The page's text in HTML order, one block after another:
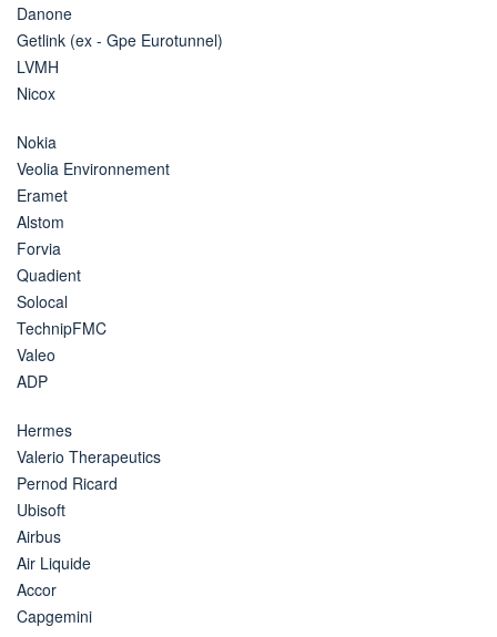
Danone
Getlink (ex - Gpe Eurotunnel)
LVMH
Nicox
Nokia
Veolia Environnement
Eramet
Alstom
Forvia
Quadient
Solocal
TechnipFMC
Valeo
ADP
Hermes
Valerio Therapeutics
Pernod Ricard
Ubisoft
Airbus
Air Liquide
Accor
Capgemini